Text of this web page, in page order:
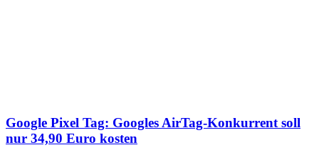
Google Pixel Tag: Googles AirTag-Konkurrent soll
nur 34,90 Euro kosten